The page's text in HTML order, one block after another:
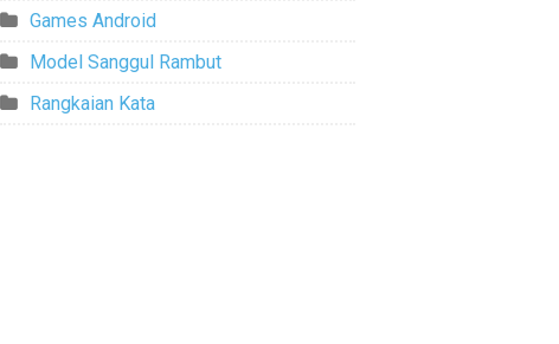
Games Android
Model Sanggul Rambut
Rangkaian Kata